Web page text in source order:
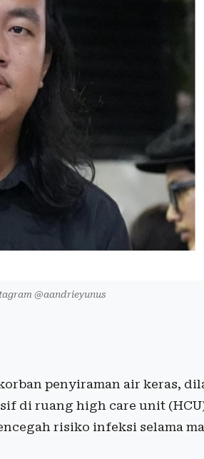
@aandrieyunus
penyiraman air keras,
di ruang high care unit
risiko infeksi selama